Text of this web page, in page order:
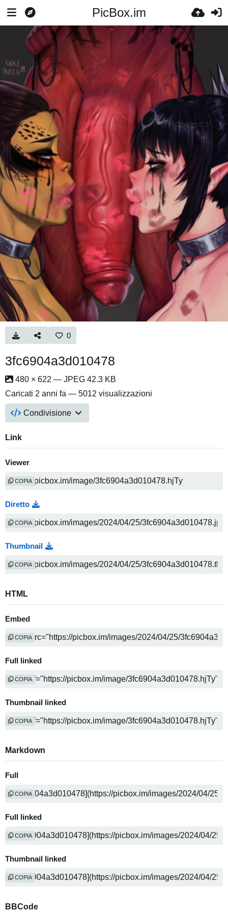
PicBox.im
0
3fc6904a3d010478
480 × 622 — JPEG 42.3 KB
Caricati 2 anni fa — 5012 visualizzazioni
Condivisione
Link
Viewer
COPIA
Diretto
COPIA
Thumbnail
COPIA
HTML
Embed
COPIA
Full linked
COPIA
Thumbnail linked
COPIA
Markdown
Full
COPIA
Full linked
COPIA
Thumbnail linked
COPIA
BBCode